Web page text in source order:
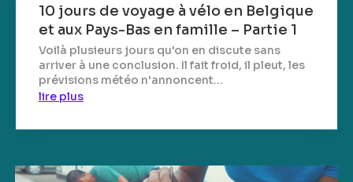
10 jours de voyage à vélo en Belgique
et aux Pays-Bas en famille – Partie 1
Voilà plusieurs jours qu'on en discute sans
arriver à une conclusion. Il fait froid, il pleut, les
prévisions météo n'annoncent...
lire plus